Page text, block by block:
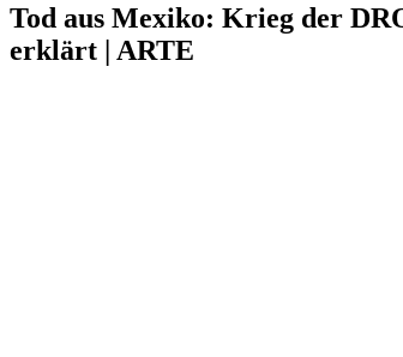
Tod aus Mexiko: Krieg der
erklärt | ARTE